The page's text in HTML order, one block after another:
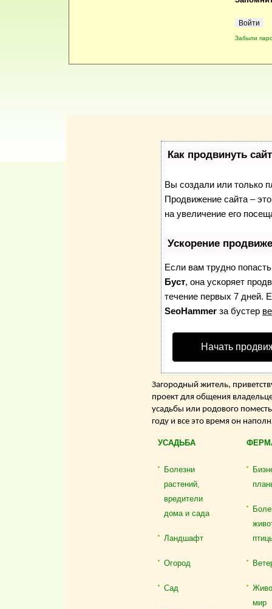
Забыли
Как продвинуть
Вы создали или только
Продвижение сайта –
на увеличение его
Ускорение
Если вам трудно
Буст, она ускоряет
течение первых 7 дней.
SeoHammer за бустер
Начать
Загородный житель,
проект для общения
усадьбы или родового
году и все это время он
УСАДЬБА
Болезни
растений,
вредители
дома и сада
Ландшафт
Огород
Сад
мир